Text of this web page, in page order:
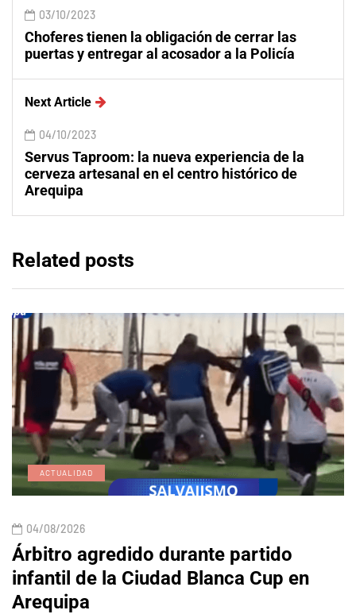
03/10/2023
Choferes tienen la obligación de cerrar las
puertas y entregar al acosador a la Policía
Next Article
04/10/2023
Servus Taproom: la nueva experiencia de la
cerveza artesanal en el centro histórico de
Arequipa
Related posts
ACTUALIDAD
04/08/2026
Árbitro agredido durante partido
infantil de la Ciudad Blanca Cup en
Arequipa